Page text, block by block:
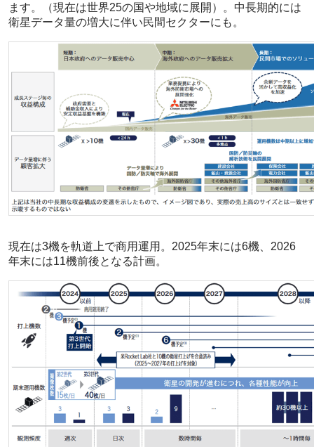
ます。（現在は世界25の国や地域に展開）。中長期的には
衛星データ量の増大に伴い民間セクターにも。
現在は3機を軌道上で商用運用。2025年末には6機、2026
年末には11機前後となる計画。